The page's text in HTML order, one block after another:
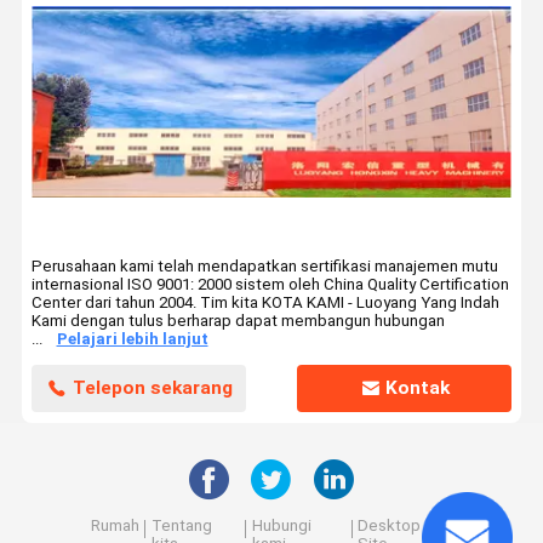
Perusahaan kami telah mendapatkan sertifikasi manajemen mutu
internasional ISO 9001: 2000 sistem oleh China Quality Certification
Center dari tahun 2004. Tim kita KOTA KAMI - Luoyang Yang Indah
Kami dengan tulus berharap dapat membangun hubungan
...
Pelajari lebih lanjut
Telepon sekarang Kontak
Rumah
Tentang
Hubungi
Desktop